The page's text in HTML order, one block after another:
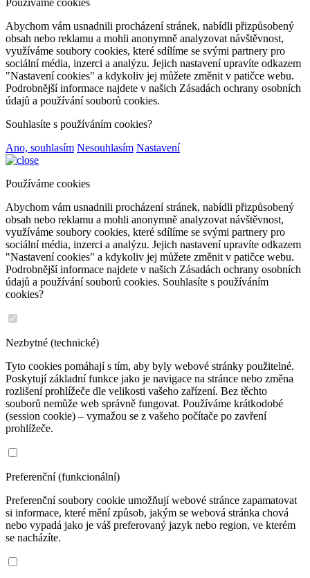
Používáme cookies
Abychom vám usnadnili procházení stránek, nabídli přizpůsobený
obsah nebo reklamu a mohli anonymně analyzovat návštěvnost,
využíváme soubory cookies, které sdílíme se svými partnery pro
sociální média, inzerci a analýzu. Jejich nastavení upravíte odkazem
"Nastavení cookies" a kdykoliv jej můžete změnit v patičce webu.
Podrobnější informace najdete v našich Zásadách ochrany osobních
údajů a používání souborů cookies.
Souhlasíte s používáním cookies?
Ano, souhlasím Nesouhlasím Nastavení
Používáme cookies
Abychom vám usnadnili procházení stránek, nabídli přizpůsobený
obsah nebo reklamu a mohli anonymně analyzovat návštěvnost,
využíváme soubory cookies, které sdílíme se svými partnery pro
sociální média, inzerci a analýzu. Jejich nastavení upravíte odkazem
"Nastavení cookies" a kdykoliv jej můžete změnit v patičce webu.
Podrobnější informace najdete v našich Zásadách ochrany osobních
údajů a používání souborů cookies. Souhlasíte s používáním
cookies?
Nezbytné (technické)
Tyto cookies pomáhají s tím, aby byly webové stránky použitelné.
Poskytují základní funkce jako je navigace na stránce nebo změna
rozlišení prohlížeče dle velikosti vašeho zařízení. Bez těchto
souborů nemůže web správně fungovat. Používáme krátkodobé
(session cookie) – vymažou se z vašeho počítače po zavření
prohlížeče.
Preferenční (funkcionální)
Preferenční soubory cookie umožňují webové stránce zapamatovat
si informace, které mění způsob, jakým se webová stránka chová
nebo vypadá jako je váš preferovaný jazyk nebo region, ve kterém
se nacházíte.